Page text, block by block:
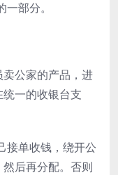
部分。
公家的产品，进
一的收银台支
接单收钱，绕开公
后再分配。否则